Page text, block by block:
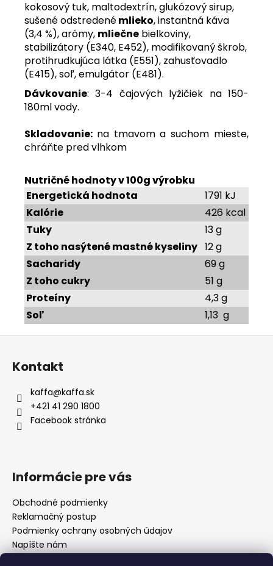
kokosový tuk, maltodextrín, glukózový sirup,
sušené odstredenémlieko, instantná káva
(3,4 %), arómy, mliečne bielkoviny,
stabilizátory (E340, E452), modifikovaný škrob,
protihrudkujúca látka (E551), zahusťovadlo
(E415), soľ, emulgátor (E481).
Dávkovanie: 3-4 čajových lyžičiek na 150-
180ml vody.
Skladovanie: na tmavom a suchom mieste,
chráňte pred vlhkom
Nutričné hodnoty v 100g výrobku
Energetická hodnota
1791 kJ
Kalórie
426 kcal
Tuky
13 g
Z toho nasýtené mastné kyseliny 12 g
Sacharidy
69 g
Z toho cukry
51 g
Proteíny
4,3 g
Soľ
1,13 g
Z
Kontakt
kaffa@kaffa.sk
+421 41 290 1800
Facebook stránka
Informácie pre vás
Obchodné podmienky
Reklamačný postup
Podmienky ochrany osobných údajov
Napíšte nám